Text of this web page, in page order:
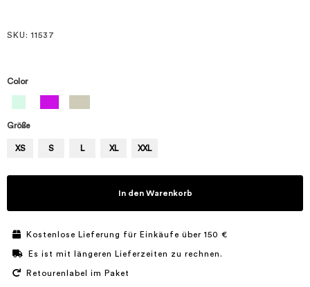
SKU : 11537
Color
Größe
XS S L XL XXL
In den Warenkorb
Kostenlose Lieferung für Einkäufe über 150 €
Es ist mit längeren Lieferzeiten zu rechnen.
Retourenlabel im Paket